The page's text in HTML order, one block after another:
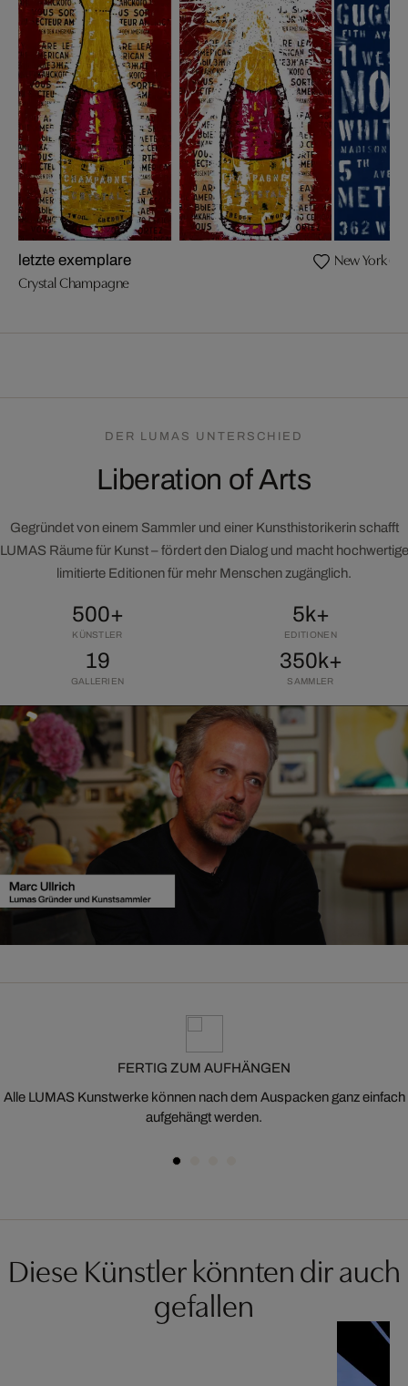
letzte exemplare
Crystal Champagne
New York
DER LUMAS UNTERSCHIED
Liberation of Arts
Gegründet von einem Sammler und einer Kunsthistorikerin schafft
LUMAS Räume für Kunst – fördert den Dialog und macht hochwertige
limitierte Editionen für mehr Menschen zugänglich.
500+
KÜNSTLER
5k+
EDITIONEN
19
GALLERIEN
350k+
SAMMLER
FERTIG ZUM AUFHÄNGEN
Alle LUMAS Kunstwerke können nach dem Auspacken ganz einfach
aufgehängt werden.
Diese Künstler könnten dir auch
gefallen